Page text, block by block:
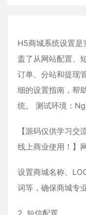
H5商城系统设置是
盖了从网站配置、
订单、分站和提现
细的设置指南，帮
统。 测试环境：
【源码仅供学习
线上商业使用！】
设置商城名称、
词等，确保商城专
2. 短信配置